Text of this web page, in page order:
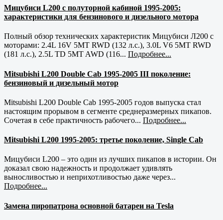
Мицубиси L200 с полуторной кабиной 1995-2005:
характеристики для бензинового и дизельного мотора
Полный обзор технических характеристик Мицубиси Л200 с
моторами: 2.4L 16V 5MT RWD (132 л.с.), 3.0L V6 5MT RWD
(181 л.с.), 2.5L TD 5MT AWD (116... Подробнее...
Mitsubishi L200 Double Cab 1995-2005 III поколение:
бензиновый и дизельный мотор
Mitsubishi L200 Double Cab 1995-2005 годов выпуска стал
настоящим прорывом в сегменте среднеразмерных пикапов.
Сочетая в себе практичность рабочего... Подробнее...
Mitsubishi L200 1995-2005: третье поколение, Single Cab
Мицубиси L200 – это один из лучших пикапов в истории. Он
доказал свою надежность и продолжает удивлять
выносливостью и неприхотливостью даже через...
Подробнее...
Замена пиропатрона основной батареи на Tesla